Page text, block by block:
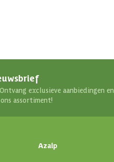
exclusieve aanbiedingen en
assortiment!
Azalp